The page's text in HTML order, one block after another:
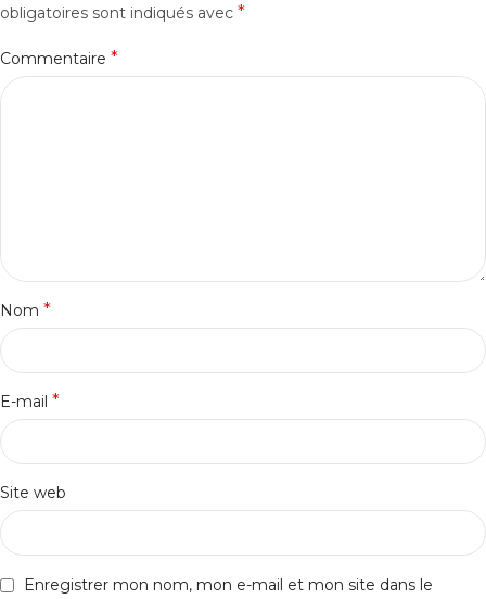
obligatoires sont indiqués avec *
Commentaire *
Nom *
E-mail *
Site web
Enregistrer mon nom, mon e-mail et mon site dans le